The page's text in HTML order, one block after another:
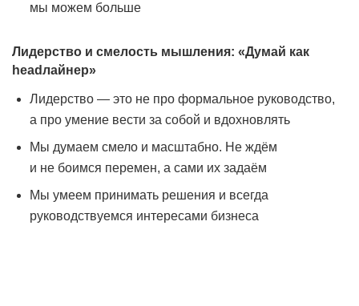
мы можем больше
Лидерство и смелость мышления: «Думай как
headлайнер»
Лидерство — это не про формальное руководство,
а про умение вести за собой и вдохновлять
Мы думаем смело и масштабно. Не ждём
и не боимся перемен, а сами их задаём
Мы умеем принимать решения и всегда
руководствуемся интересами бизнеса